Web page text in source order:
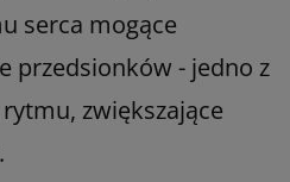
serca mogące
przedsionków - jedno z
zwiększające